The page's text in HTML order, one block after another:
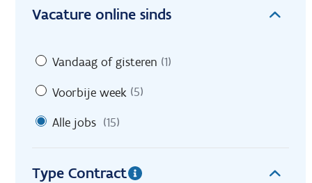
Vacature online sinds
Vandaag of gisteren (1)
Voorbije week (5)
Alle jobs (15)
Type Contract